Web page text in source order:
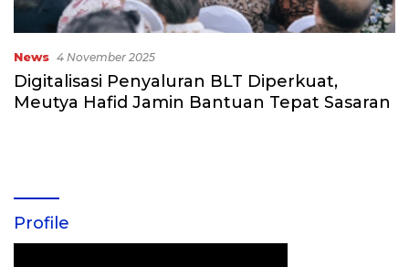
News 4 November 2025
Digitalisasi Penyaluran BLT Diperkuat,
Meutya Hafid Jamin Bantuan Tepat Sasaran
Profile